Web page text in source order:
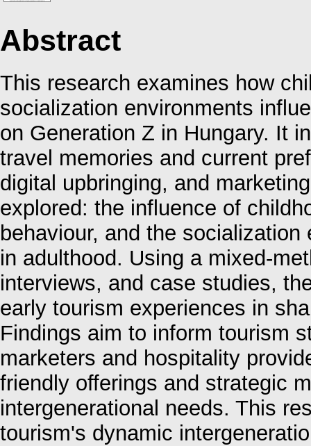
Abstract
This research examines how
socialization environments
on Generation Z in Hungary. It
travel memories and current
digital upbringing, and
explored: the influence of
behaviour, and the
in adulthood. Using a mixed-
interviews, and case studies,
early tourism experiences in
Findings aim to inform tourism
marketers and hospitality
friendly offerings and strategic
intergenerational needs. This
tourism's dynamic